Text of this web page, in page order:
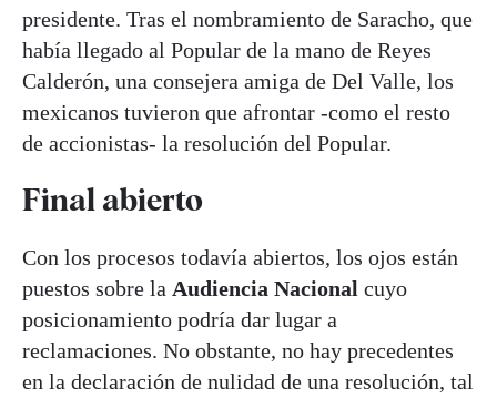
presidente. Tras el nombramiento de Saracho, que
había llegado al Popular de la mano de Reyes
Calderón, una consejera amiga de Del Valle, los
mexicanos tuvieron que afrontar -como el resto
de accionistas- la resolución del Popular.
Final abierto
Con los procesos todavía abiertos, los ojos están
puestos sobre la Audiencia Nacional cuyo
posicionamiento podría dar lugar a
reclamaciones. No obstante, no hay precedentes
en la declaración de nulidad de una resolución, tal